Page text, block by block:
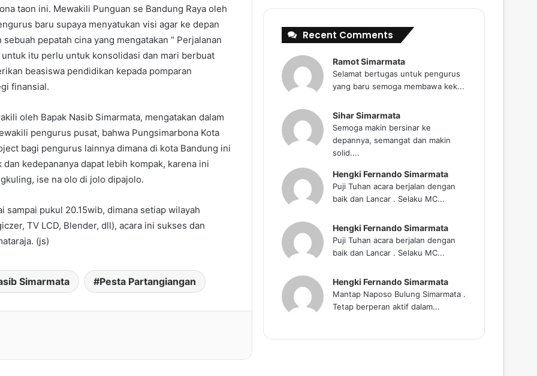
taon ini. Mewakili Punguan se Bandung Raya oleh
baru supaya menyatukan visi agar ke depan
pepatah cina yang mengatakan “ Perjalanan
itu perlu untuk konsolidasi dan mari berbuat
beasiswa pendidikan kepada pomparan
finansial.
oleh Bapak Nasib Simarmata, mengatakan dalam
pengurus pusat, bahwa Pungsimarbona Kota
bagi pengurus lainnya dimana di kota Bandung ini
kedepananya dapat lebih kompak, karena ini
ise na olo di jolo dipajolo.
pukul 20.15wib, dimana setiap wilayah
TV LCD, Blender, dll), acara ini sukses dan
(js)
Simarmata Pesta Partangiangan
Recent Comments
Ramot Simarmata
Selamat bertugas untuk pengurus
yang baru semoga membawa kek...
Sihar Simarmata
Semoga makin bersinar ke
depannya, semangat dan makin
solid....
Hengki Fernando Simarmata
Puji Tuhan acara berjalan dengan
baik dan Lancar . Selaku MC...
Hengki Fernando Simarmata
Puji Tuhan acara berjalan dengan
baik dan Lancar . Selaku MC...
Hengki Fernando Simarmata
Mantap Naposo Bulung Simarmata .
Tetap berperan aktif dalam...